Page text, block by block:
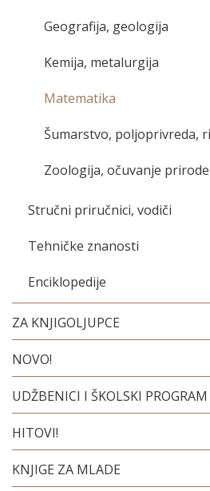
Geografija, geologija
Kemija, metalurgija
Matematika
Šumarstvo, poljoprivreda,
Zoologija, očuvanje prirode
Stručni priručnici, vodiči
Tehničke znanosti
Enciklopedije
ZA KNJIGOLJUPCE
NOVO!
UDŽBENICI I ŠKOLSKI PROGRAM
HITOVI!
KNJIGE ZA MLADE